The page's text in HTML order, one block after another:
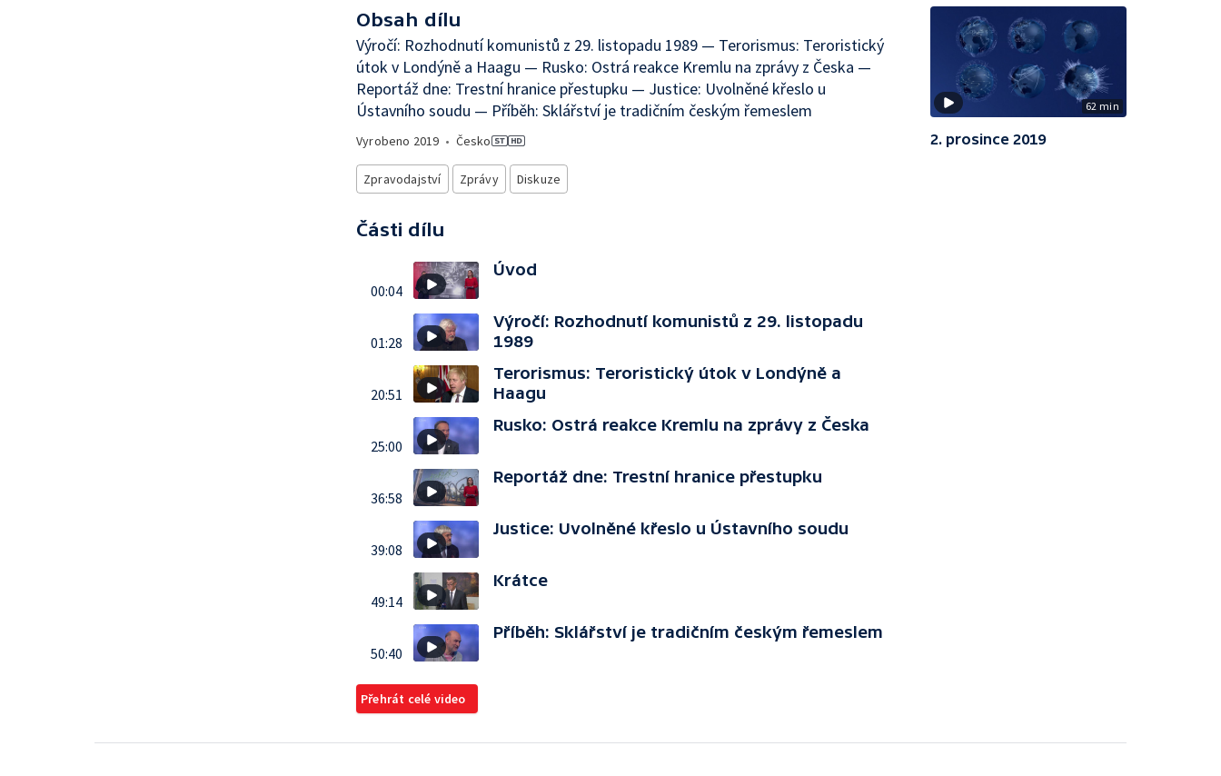
Obsah dílu
Výročí: Rozhodnutí komunistů z 29. listopadu 1989 — Terorismus: Teroristický
útok v Londýně a Haagu — Rusko: Ostrá reakce Kremlu na zprávy z Česka —
Reportáž dne: Trestní hranice přestupku — Justice: Uvolněné křeslo u
Ústavního soudu — Příběh: Sklářství je tradičním českým řemeslem
Vyrobeno 2019 • Česko
Zpravodajství Zprávy Diskuze
Části dílu
00:04
Úvod
01:28
Výročí: Rozhodnutí komunistů z 29. listopadu
1989
20:51
Terorismus: Teroristický útok v Londýně a
Haagu
25:00
Rusko: Ostrá reakce Kremlu na zprávy z Česka
36:58
Reportáž dne: Trestní hranice přestupku
39:08
Justice: Uvolněné křeslo u Ústavního soudu
49:14
Krátce
50:40
Příběh: Sklářství je tradičním českým řemeslem
Přehrát celé video
62 min
2. prosince 2019